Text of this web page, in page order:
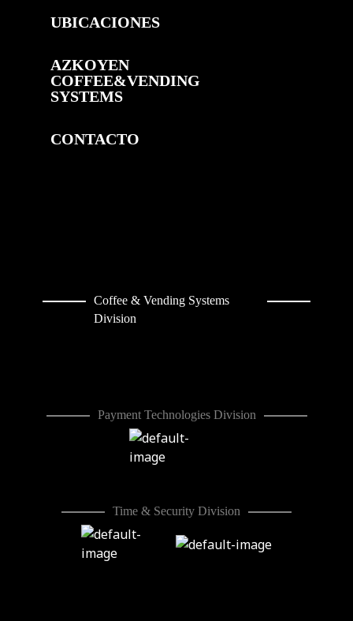
UBICACIONES
AZKOYEN
COFFEE&VENDING
SYSTEMS
CONTACTO
Coffee & Vending Systems
Division
Payment Technologies Division
Time & Security Division